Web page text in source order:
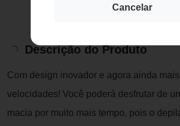
Cancelar
Descrição do Produto
Com design inovador e agora ainda
velocidades! Você poderá desfrutar de
macia por muito mais tempo, pois o